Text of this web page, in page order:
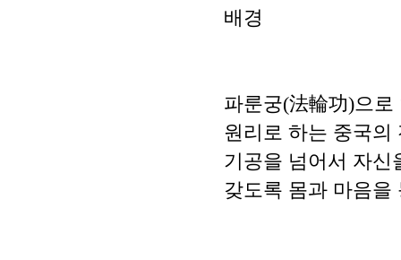
배경
파룬궁(法輪功)으
원리로 하는 중국
기공을 넘어서 자신
갖도록 몸과 마음을